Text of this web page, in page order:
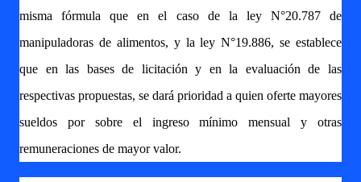
misma fórmula que en el caso de la ley N°20.787 de
manipuladoras de alimentos, y la ley N°19.886, se establece
que en las bases de licitación y en la evaluación de las
respectivas propuestas, se dará prioridad a quien oferte mayores
sueldos por sobre el ingreso mínimo mensual y otras
remuneraciones de mayor valor.